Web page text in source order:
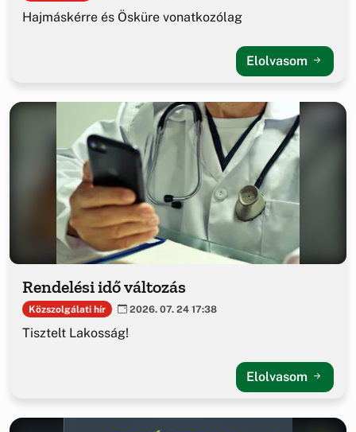
Hajmáskérre és Ösküre vonatkozólag
Elolvasom
Rendelési idő változás
Közszolgálati hír 2026. 07. 24 17:38
Tisztelt Lakosság!
Elolvasom